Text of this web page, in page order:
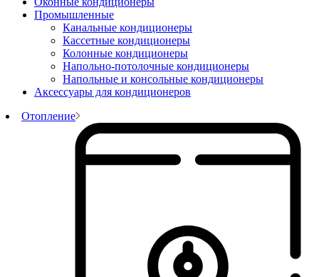
Промышленные
Канальные кондиционеры
Кассетные кондиционеры
Колонные кондиционеры
Напольно-потолочные кондиционеры
Напольные и консольные кондиционеры
Аксессуары для кондиционеров
Отопление